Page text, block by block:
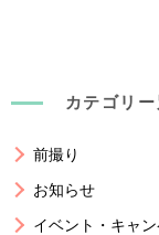
カテゴリ
前撮り
お知らせ
イベント・キャ